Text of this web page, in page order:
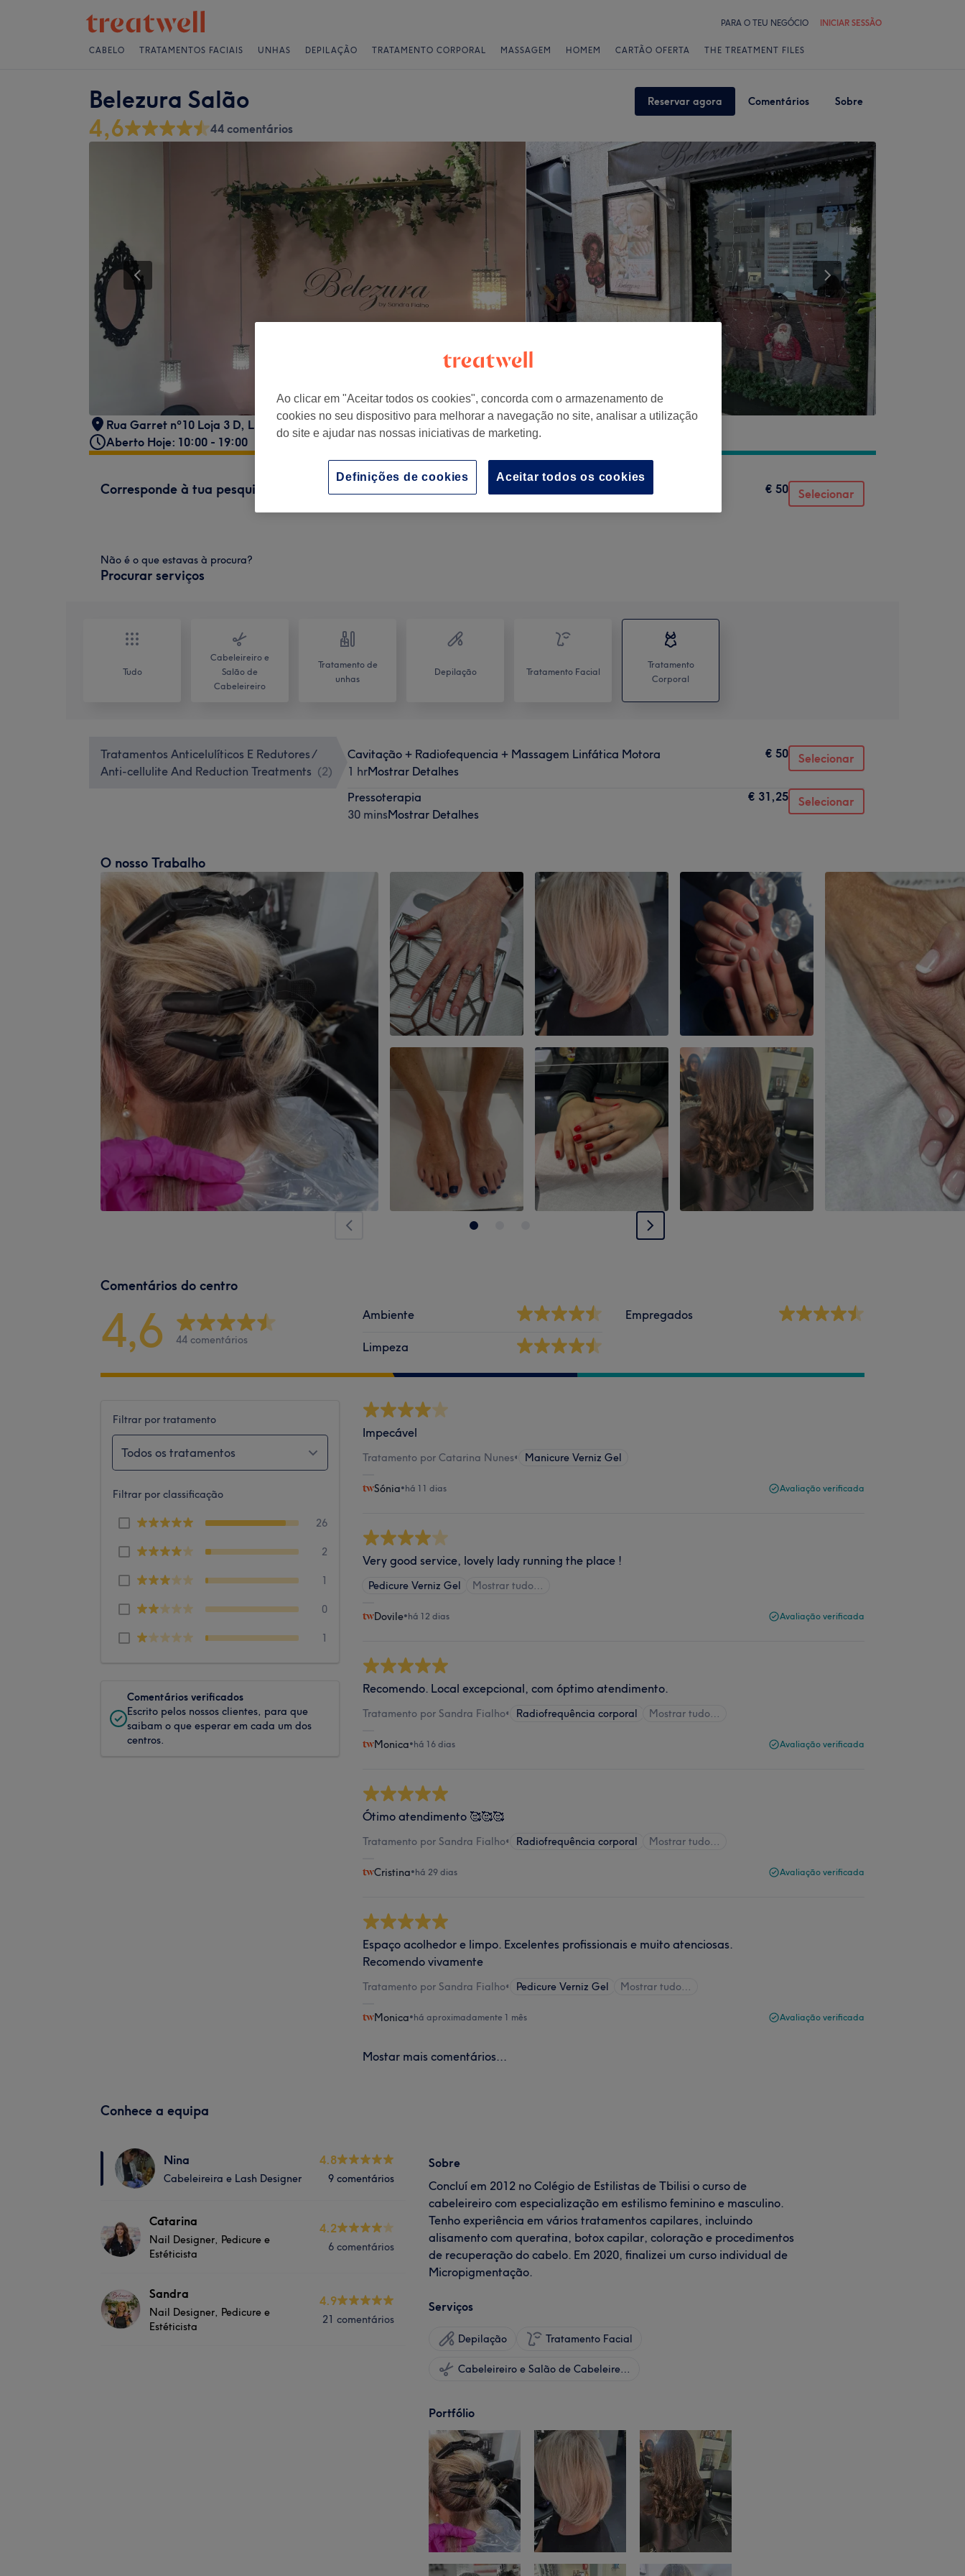
PARA O TEU NEGÓCIO INICIAR SESSÃO
CABELO TRATAMENTOS FACIAIS UNHAS DEPILAÇÃO TRATAMENTO CORPORAL MASSAGEM HOMEM CARTÃO OFERTA THE TREATMENT FILES
Belezura Salão Reservar agora Comentários Sobre
4,6 44 comentários
Rua Garret nº10 Loja 3 D, Lisboa - Chiado , Portugal
Aberto Hoje: 10:00 - 19:00
Corresponde à tua pesquisa € 50 Selecionar
Não é o que estavas à procura?
Procurar serviços
Tudo
Cabeleireiro e
Salão de
Cabeleireiro
Tratamento de
unhas
Depilação Tratamento Facial
Tratamento
Corporal
Tratamentos Anticelulíticos E Redutores /
Anti-cellulite And Reduction Treatments (2)
Cavitação + Radiofequencia + Massagem Linfática Motora
1 hrMostrar Detalhes
€ 50 Selecionar
Pressoterapia
30 minsMostrar Detalhes
€ 31,25 Selecionar
O nosso Trabalho
Comentários do centro
4,6 44 comentários
Ambiente
Limpeza
Empregados
Filtrar por tratamento
Todos os tratamentos
Filtrar por classificação
26
2
1
0
1
Comentários verificados
Escrito pelos nossos clientes, para que
saibam o que esperar em cada um dos
centros.
Impecável
Tratamento por Catarina Nunes• Manicure Verniz Gel
Sónia•há 11 dias Avaliação verificada
Very good service, lovely lady running the place !
Pedicure Verniz Gel Mostrar tudo…
Dovile•há 12 dias Avaliação verificada
Recomendo. Local excepcional, com óptimo atendimento.
Tratamento por Sandra Fialho• Radiofrequência corporal Mostrar tudo…
Monica•há 16 dias Avaliação verificada
Ótimo atendimento 🥰🥰🥰
Tratamento por Sandra Fialho• Radiofrequência corporal Mostrar tudo…
Cristina•há 29 dias Avaliação verificada
Espaço acolhedor e limpo. Excelentes profissionais e muito atenciosas.
Recomendo vivamente
Tratamento por Sandra Fialho• Pedicure Verniz Gel Mostrar tudo…
Monica•há aproximadamente 1 mês Avaliação verificada
Mostar mais comentários...
Conhece a equipa
Nina
Cabeleireira e Lash Designer
4.8
9 comentários
Catarina
Nail Designer, Pedicure e
Estéticista
4.2
6 comentários
Sandra
Nail Designer, Pedicure e
Estéticista
4.9
21 comentários
Sobre
Concluí em 2012 no Colégio de Estilistas de Tbilisi o curso de
cabeleireiro com especialização em estilismo feminino e masculino.
Tenho experiência em vários tratamentos capilares, incluindo
alisamento com queratina, botox capilar, coloração e procedimentos
de recuperação do cabelo. Em 2020, finalizei um curso individual de
Micropigmentação.
Serviços
Depilação Tratamento Facial
Cabeleireiro e Salão de Cabeleireiro
Portfólio
Ao clicar em "Aceitar todos os cookies", concorda com o armazenamento de
cookies no seu dispositivo para melhorar a navegação no site, analisar a utilização
do site e ajudar nas nossas iniciativas de marketing.
Aceitar todos os cookies
Definições de cookies